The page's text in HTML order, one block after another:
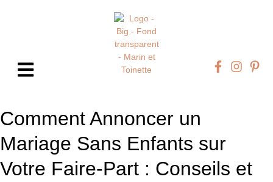
Comment Annoncer un
Mariage Sans Enfants sur
Votre Faire-Part : Conseils et